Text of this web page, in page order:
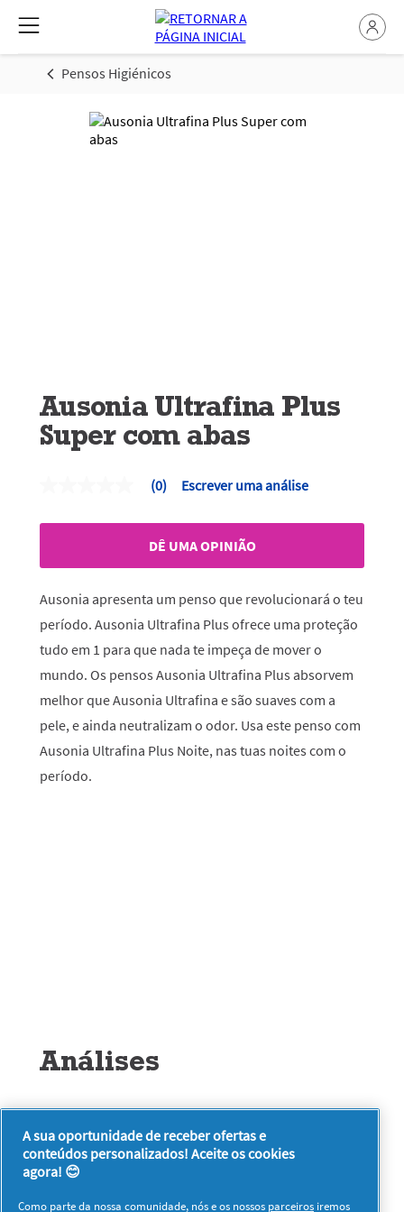
Pensos Higiénicos
Ausonia Ultrafina Plus
Super com abas
de
para
mesma
página.
(0) Escrever uma análise
DÊ UMA OPINIÃO
Ausonia apresenta um penso que revolucionará o teu
período. Ausonia Ultrafina Plus ofrece uma proteção
tudo em 1 para que nada te impeça de mover o
mundo. Os pensos Ausonia Ultrafina Plus absorvem
melhor que Ausonia Ultrafina e são suaves com a
pele, e ainda neutralizam o odor. Usa este penso com
Ausonia Ultrafina Plus Noite, nas tuas noites com o
período.
Análises
Sem
valor
de
Seja o primeiro a analisar este produto
.
ação
A sua oportunidade de receber ofertas e
conteúdos personalizados! Aceite os cookies
agora! 😊
Como parte da nossa comunidade, nós e os nossos parceiros iremos